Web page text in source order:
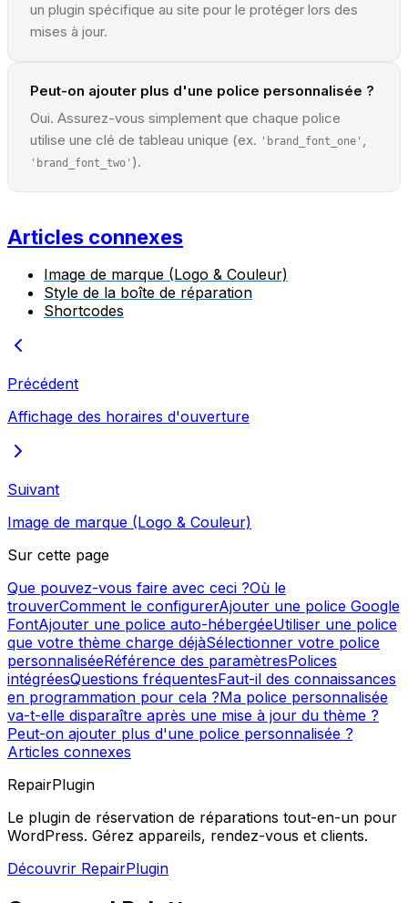
un plugin spécifique au site pour le protéger lors des
mises à jour.
Peut-on ajouter plus d'une police personnalisée ?
Oui. Assurez-vous simplement que chaque police
utilise une clé de tableau unique (ex. 'brand_font_one' ,
'brand_font_two' ).
Articles connexes
Image de marque (Logo & Couleur)
Style de la boîte de réparation
Shortcodes
Précédent
Affichage des horaires d'ouverture
Suivant
Image de marque (Logo & Couleur)
Sur cette page
Que pouvez-vous faire avec ceci ?Où le
trouverComment le configurerAjouter une police Google
FontAjouter une police auto-hébergéeUtiliser une police
que votre thème charge déjàSélectionner votre police
personnaliséeRéférence des paramètresPolices
intégréesQuestions fréquentesFaut-il des connaissances
en programmation pour cela ?Ma police personnalisée
va-t-elle disparaître après une mise à jour du thème ?
Peut-on ajouter plus d'une police personnalisée ?
Articles connexes
RepairPlugin
Le plugin de réservation de réparations tout-en-un pour
WordPress. Gérez appareils, rendez-vous et clients.
Découvrir RepairPlugin